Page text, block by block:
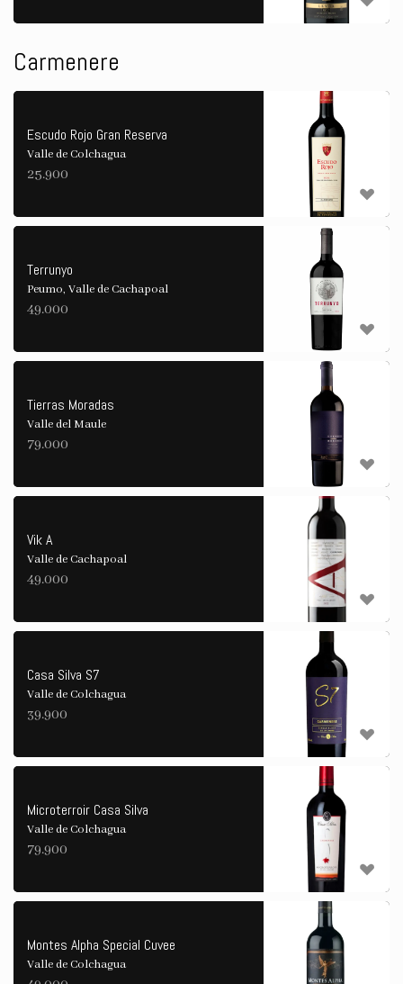
Carmenere
Escudo Rojo Gran Reserva
Valle de Colchagua
25.900
Terrunyo
Peumo, Valle de Cachapoal
49.000
Tierras Moradas
Valle del Maule
79.000
Vik A
Valle de Cachapoal
49.000
Casa Silva S7
Valle de Colchagua
39.900
Microterroir Casa Silva
Valle de Colchagua
79.900
Montes Alpha Special Cuvee
Valle de Colchagua